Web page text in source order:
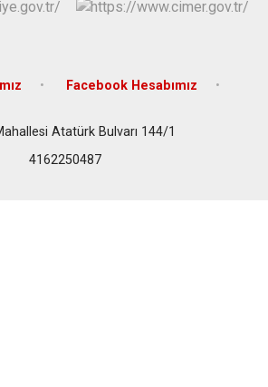
Facebook Hesabımız
Atatürk Bulvarı 144/1
4162250487